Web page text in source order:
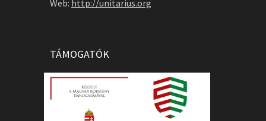
Web: http://unitarius.org
TÁMOGATÓK